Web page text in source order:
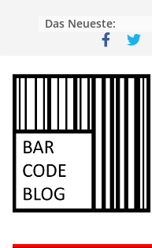
Das Neueste: